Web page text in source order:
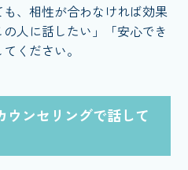
、相性が合わなければ効果
人に話したい」「安心でき
ください。
ウンセリングで話して